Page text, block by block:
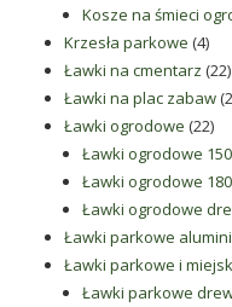
Kosze na śmieci
Krzesła parkowe 44
Ławki na cmentarz 2222
Ławki na plac zabaw
Ławki ogrodowe 2222
Ławki ogrodowe
Ławki ogrodowe
Ławki ogrodowe
Ławki parkowe
Ławki parkowe i
Ławki parkowe